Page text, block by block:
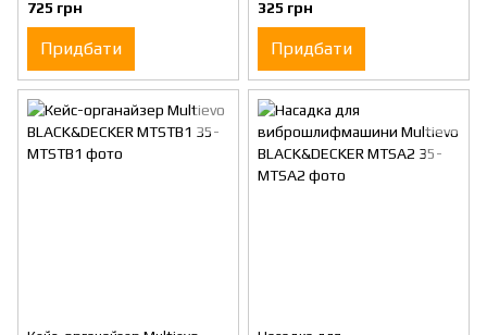
725 грн
Придбати
325 грн
Придбати